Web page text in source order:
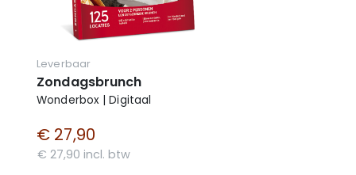
Leverbaar
Zondagsbrunch
Wonderbox | Digitaal
€ 27,90
€ 27,90 incl. btw